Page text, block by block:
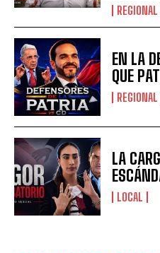
REGIONAL
EN LA
QUE
REGIONAL
LA
LOCAL